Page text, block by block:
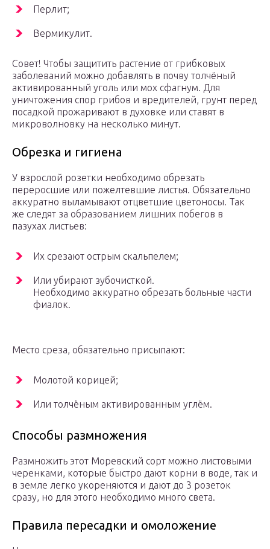
Перлит;
Вермикулит.
Совет! Чтобы защитить растение от грибковых
заболеваний можно добавлять в почву толчёный
активированный уголь или мох сфагнум. Для
уничтожения спор грибов и вредителей, грунт перед
посадкой прожаривают в духовке или ставят в
микроволновку на несколько минут.
Обрезка и гигиена
У взрослой розетки необходимо обрезать
переросшие или пожелтевшие листья. Обязательно
аккуратно выламывают отцветшие цветоносы. Так
же следят за образованием лишних побегов в
пазухах листьев:
Их срезают острым скальпелем;
Или убирают зубочисткой.
Необходимо аккуратно обрезать больные части
фиалок.
Место среза, обязательно присыпают:
Молотой корицей;
Или толчёным активированным углём.
Способы размножения
Размножить этот Моревский сорт можно листовыми
черенками, которые быстро дают корни в воде, так и
в земле легко укореняются и дают до 3 розеток
сразу, но для этого необходимо много света.
Правила пересадки и омоложение